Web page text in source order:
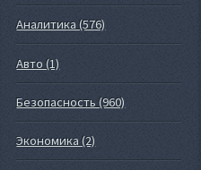
Аналитика (576)
Авто (1)
Безопасность (960)
Экономика (2)